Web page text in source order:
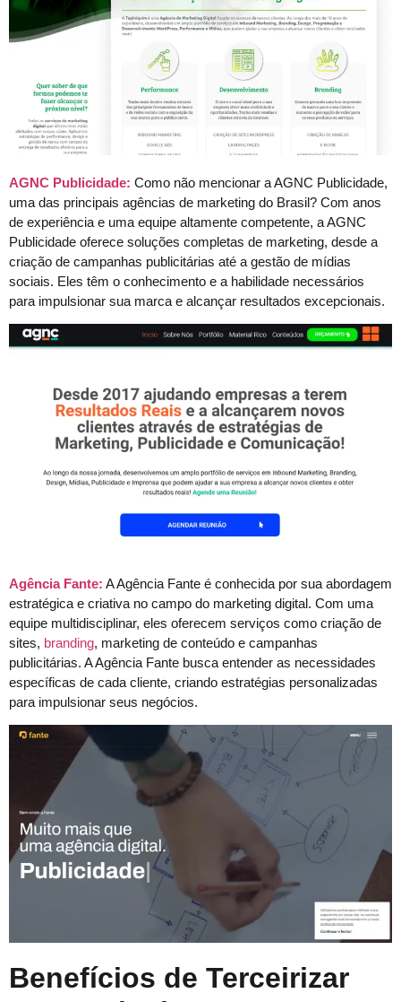
AGNC Publicidade: Como não mencionar a AGNC Publicidade,
uma das principais agências de marketing do Brasil? Com anos
de experiência e uma equipe altamente competente, a AGNC
Publicidade oferece soluções completas de marketing, desde a
criação de campanhas publicitárias até a gestão de mídias
sociais. Eles têm o conhecimento e a habilidade necessários
para impulsionar sua marca e alcançar resultados excepcionais.
Agência Fante: A Agência Fante é conhecida por sua abordagem
estratégica e criativa no campo do marketing digital. Com uma
equipe multidisciplinar, eles oferecem serviços como criação de
sites, branding, marketing de conteúdo e campanhas
publicitárias. A Agência Fante busca entender as necessidades
específicas de cada cliente, criando estratégias personalizadas
para impulsionar seus negócios.
Benefícios de Terceirizar